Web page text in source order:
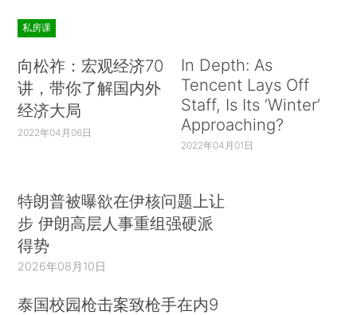
私房课
向松祚：宏观经济70
讲，带你了解国内外
经济大局
2022年04月06日
In Depth: As
Tencent Lays Off
Staff, Is Its ‘Winter’
Approaching?
2022年04月01日
特朗普被曝欲在伊核问题上让
步 伊朗高层人事重组强硬派
得势
2026年08月10日
泰国校园枪击案致枪手在内9